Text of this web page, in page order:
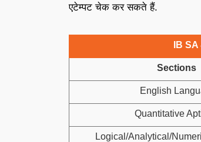
एटेम्पट चेक कर सकते हैं.
IB
Sections
English
Quantitative
Logical/Analytical/